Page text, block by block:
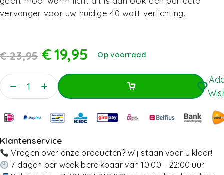
vervanger voor uw huidige 40 watt verlichting.
€23,95 €19,95 Op voorraad
Toevoegen Aan Winkelwagen
Klantenservice
Vragen over onze producten? Wij staan voor u klaar!
7 dagen per week bereikbaar van 10:00 - 22:00 uur